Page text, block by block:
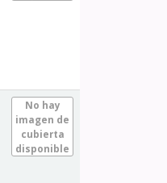
No hay
imagen de
cubierta
disponible